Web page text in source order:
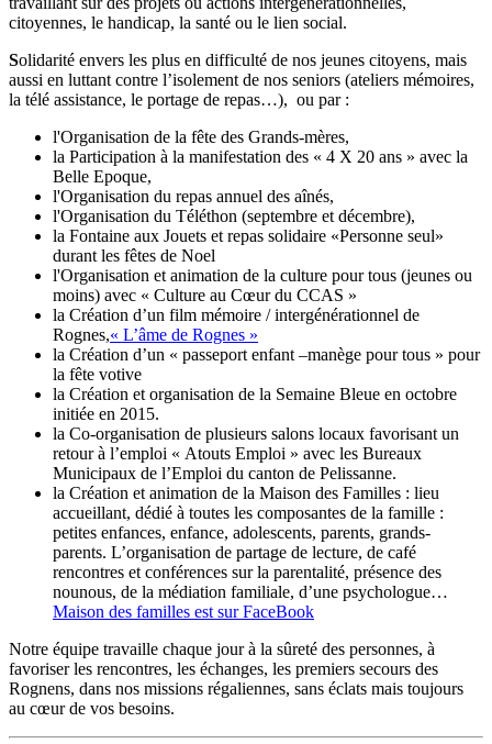
citoyennes, le handicap, la santé ou le lien social.
Solidarité envers les plus en difficulté de nos jeunes citoyens, mais
aussi en luttant contre l’isolement de nos seniors (ateliers mémoires,
la télé assistance, le portage de repas…), ou par :
l'Organisation de la fête des Grands-mères,
la Participation à la manifestation des « 4 X 20 ans » avec la
Belle Epoque,
l'Organisation du repas annuel des aînés,
l'Organisation du Téléthon (septembre et décembre),
la Fontaine aux Jouets et repas solidaire «Personne seul»
durant les fêtes de Noel
l'Organisation et animation de la culture pour tous (jeunes ou
moins) avec « Culture au Cœur du CCAS »
la Création d’un film mémoire / intergénérationnel de
Rognes,« L’âme de Rognes »
la Création d’un « passeport enfant –manège pour tous » pour
la fête votive
la Création et organisation de la Semaine Bleue en octobre
initiée en 2015.
la Co-organisation de plusieurs salons locaux favorisant un
retour à l’emploi « Atouts Emploi » avec les Bureaux
Municipaux de l’Emploi du canton de Pelissanne.
la Création et animation de la Maison des Familles : lieu
accueillant, dédié à toutes les composantes de la famille :
petites enfances, enfance, adolescents, parents, grands-
parents. L’organisation de partage de lecture, de café
rencontres et conférences sur la parentalité, présence des
nounous, de la médiation familiale, d’une psychologue…
Maison des familles est sur FaceBook
Notre équipe travaille chaque jour à la sûreté des personnes, à
favoriser les rencontres, les échanges, les premiers secours des
Rognens, dans nos missions régaliennes, sans éclats mais toujours
au cœur de vos besoins.